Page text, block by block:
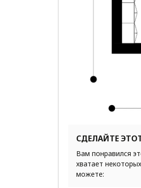
СДЕЛАЙТЕ
Вам понравился
хватает
можете: